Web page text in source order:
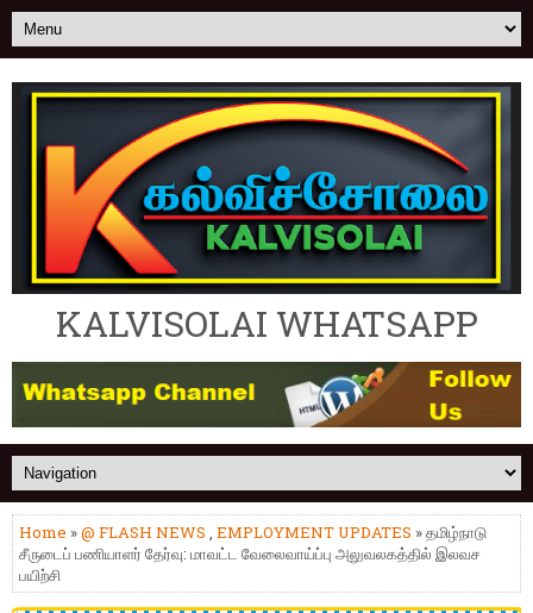
KALVISOLAI WHATSAPP
Home »@ FLASH NEWS , EMPLOYMENT UPDATES » தமிழ்நாடு
சீருடைப் பணியாளர் தேர்வு: மாவட்ட வேலைவாய்ப்பு அலுவலகத்தில் இலவச
பயிற்சி